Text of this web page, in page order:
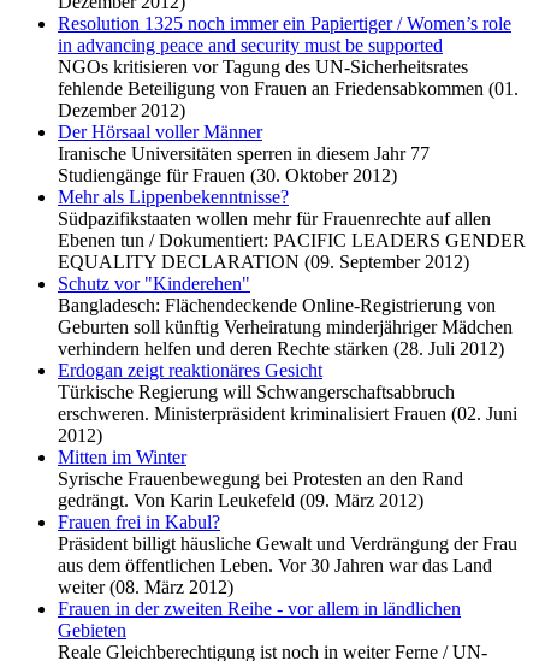
Resolution 1325 noch immer ein Papiertiger / Women’s role
in advancing peace and security must be supported
NGOs kritisieren vor Tagung des UN-Sicherheitsrates
fehlende Beteiligung von Frauen an Friedensabkommen (01.
Dezember 2012)
Der Hörsaal voller Männer
Iranische Universitäten sperren in diesem Jahr 77
Studiengänge für Frauen (30. Oktober 2012)
Mehr als Lippenbekenntnisse?
Südpazifikstaaten wollen mehr für Frauenrechte auf allen
Ebenen tun / Dokumentiert: PACIFIC LEADERS GENDER
EQUALITY DECLARATION (09. September 2012)
Schutz vor "Kinderehen"
Bangladesch: Flächendeckende Online-Registrierung von
Geburten soll künftig Verheiratung minderjähriger Mädchen
verhindern helfen und deren Rechte stärken (28. Juli 2012)
Erdogan zeigt reaktionäres Gesicht
Türkische Regierung will Schwangerschaftsabbruch
erschweren. Ministerpräsident kriminalisiert Frauen (02. Juni
2012)
Mitten im Winter
Syrische Frauenbewegung bei Protesten an den Rand
gedrängt. Von Karin Leukefeld (09. März 2012)
Frauen frei in Kabul?
Präsident billigt häusliche Gewalt und Verdrängung der Frau
aus dem öffentlichen Leben. Vor 30 Jahren war das Land
weiter (08. März 2012)
Frauen in der zweiten Reihe - vor allem in ländlichen
Gebieten
Reale Gleichberechtigung ist noch in weiter Ferne / UN-